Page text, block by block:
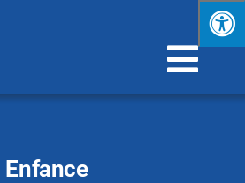
Enfance